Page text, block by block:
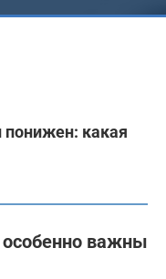
какая
особенно важны